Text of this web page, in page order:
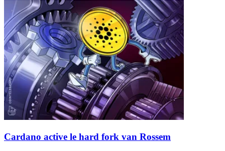
Cardano active le hard fork van Rossem